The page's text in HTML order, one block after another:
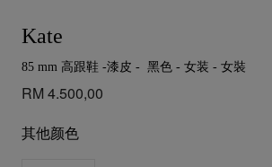
Kate
85 mm 高跟鞋 -漆皮 - 黑色 - 女装 - 女裝
RM 4.500,00
其他颜色